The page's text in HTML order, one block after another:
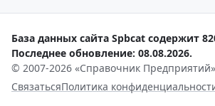
База данных сайта Spbcat содержит
Последнее обновление: 08.08.2026.
© 2007-2026 «Справочник Предприятий»
СвязатьсяПолитика